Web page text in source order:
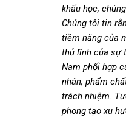
khẩu học,
Chúng tôi tin
tiềm năng của
thủ lĩnh của sự
Nam phối hợp
nhân, phẩm
trách nhiệm.
phong tạo xu